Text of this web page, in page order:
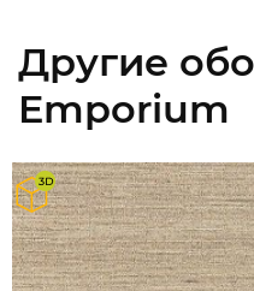
Другие
Emporium